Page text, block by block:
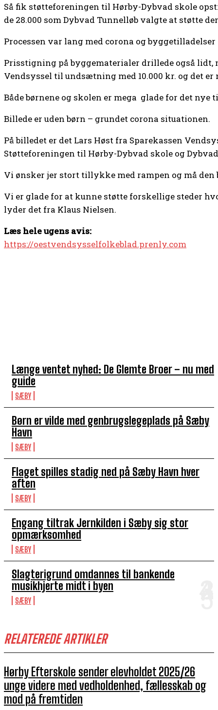
Længe ventet nyhed: De Glemte Broer – nu med
guide
SÆBY
Børn er vilde med genbrugslegeplads på Sæby
Havn
SÆBY
Flaget spilles stadig ned på Sæby Havn hver
aften
SÆBY
Engang tiltrak Jernkilden i Sæby sig stor
opmærksomhed
SÆBY
Slagterigrund omdannes til bankende
musikhjerte midt i byen
SÆBY
RELATEREDE ARTIKLER
Hørby Efterskole sender elevholdet 2025/26
unge videre med vedholdenhed, fællesskab og
mod på fremtiden
Så fik støtteforeningen til Hørby-Dybvad skole
de 28.000 som Dybvad Tunnelløb valgte at støtte
Processen var lang med corona og
Prisstigning på byggematerialer drillede også lidt,
Vendsyssel til undsætning med 10.000 kr. og det er
Både børnene og skolen er mega glade for det nye
Billede er uden børn – grundet corona situationen.
På billedet er det Lars Høst fra Sparekassen
Støtteforeningen til Hørby-Dybvad skole og
Vi ønsker jer stort tillykke med rampen og må
Vi er glade for at kunne støtte forskellige steder
lyder det fra Klaus Nielsen.
Læs hele ugens avis:
https://oestvendsysselfolkeblad.prenly.com